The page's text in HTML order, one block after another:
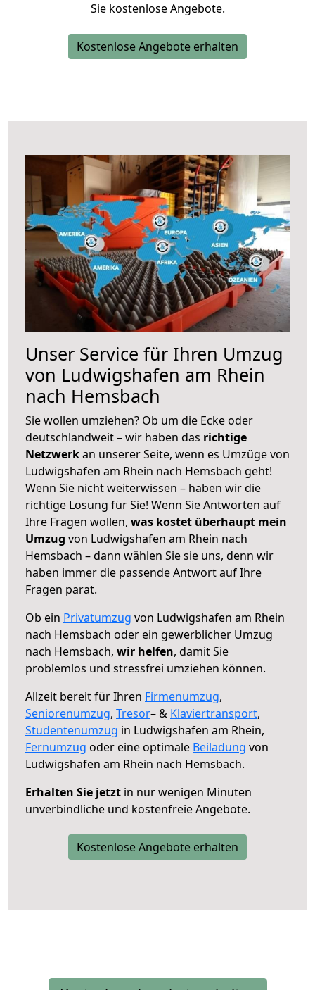
Sie kostenlose Angebote.
Kostenlose Angebote erhalten
Unser Service für Ihren Umzug
von Ludwigshafen am Rhein
nach Hemsbach
Sie wollen umziehen? Ob um die Ecke oder
deutschlandweit – wir haben das richtige
Netzwerkan unserer Seite, wenn es Umzüge von
Ludwigshafen am Rhein nach Hemsbach geht!
Wenn Sie nicht weiterwissen – haben wir die
richtige Lösung für Sie! Wenn Sie Antworten auf
Ihre Fragen wollen, was kostet überhaupt mein
Umzug von Ludwigshafen am Rhein nach
Hemsbach – dann wählen Sie sie uns, denn wir
haben immer die passende Antwort auf Ihre
Fragen parat.
Ob ein Privatumzug von Ludwigshafen am Rhein
nach Hemsbach oder ein gewerblicher Umzug
nach Hemsbach, wir helfen, damit Sie
problemlos und stressfrei umziehen können.
Allzeit bereit für Ihren Firmenumzug,
Seniorenumzug, Tresor– & Klaviertransport,
Studentenumzug in Ludwigshafen am Rhein,
Fernumzug oder eine optimale Beiladung von
Ludwigshafen am Rhein nach Hemsbach.
Erhalten Sie jetzt in nur wenigen Minuten
unverbindliche und kostenfreie Angebote.
Kostenlose Angebote erhalten